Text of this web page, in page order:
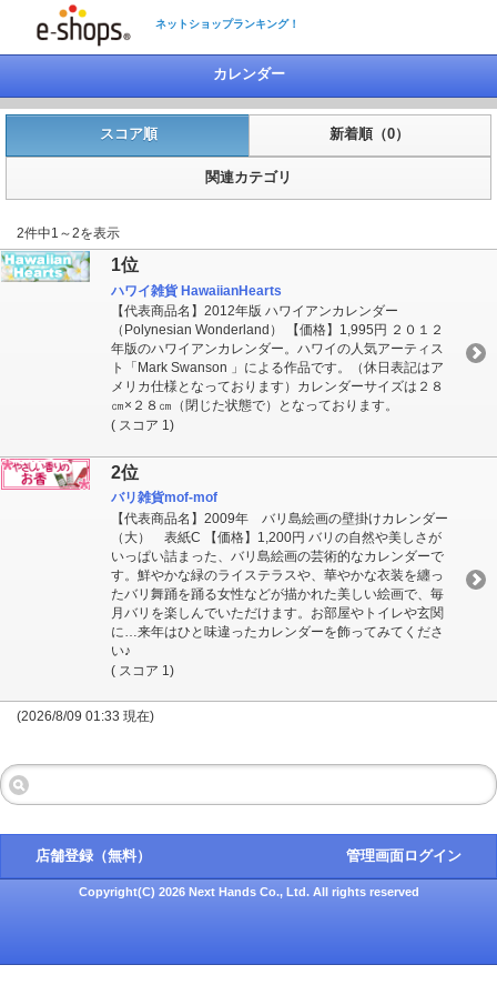
ネットショップランキング！
カレンダー
スコア順 新着順（0）
関連カテゴリ
2件中1～2を表示
1位
ハワイ雑貨 HawaiianHearts
【代表商品名】2012年版 ハワイアンカレンダー
（Polynesian Wonderland） 【価格】1,995円 ２０１２
年版のハワイアンカレンダー。ハワイの人気アーティス
ト「Mark Swanson 」による作品です。（休日表記はア
メリカ仕様となっております）カレンダーサイズは２８
㎝×２８㎝（閉じた状態で）となっております。
( スコア 1)
2位
バリ雑貨mof-mof
【代表商品名】2009年 バリ島絵画の壁掛けカレンダー
（大） 表紙C 【価格】1,200円 バリの自然や美しさが
いっぱい詰まった、バリ島絵画の芸術的なカレンダーで
す。鮮やかな緑のライステラスや、華やかな衣装を纏っ
たバリ舞踊を踊る女性などが描かれた美しい絵画で、毎
月バリを楽しんでいただけます。お部屋やトイレや玄関
に…来年はひと味違ったカレンダーを飾ってみてくださ
い♪
( スコア 1)
(2026/8/09 01:33 現在)
店舗登録（無料） 管理画面ログイン
Copyright(C) 2026 Next Hands Co., Ltd. All rights reserved